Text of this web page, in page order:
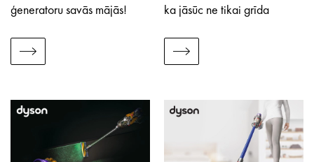
ģeneratoru savās mājās!
ka jāsūc ne tikai grīda